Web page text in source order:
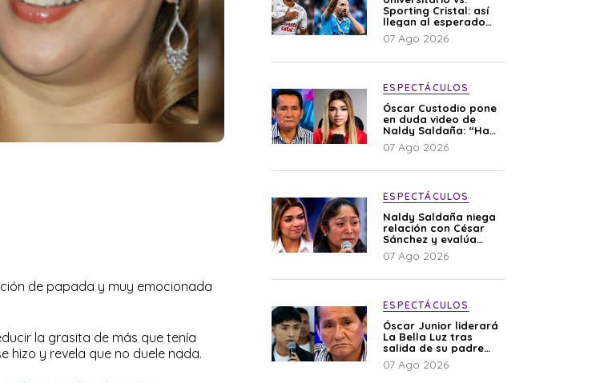
de papada y muy emocionada
la grasita de más que tenía
hizo y revela que no duele nada.
Sporting Cristal: así
llegan al esperado
duelo
07 Ago 2026
ESPECTÁCULOS
Óscar Custodio pone
en duda video de
Naldy Saldaña: “Hay
cosas que de repente
se han editado”
07 Ago 2026
ESPECTÁCULOS
Naldy Saldaña niega
relación con César
Sánchez y evalúa
denunciar a su
esposa: “Es una
07 Ago 2026
ESPECTÁCULOS
Óscar Junior liderará
La Bella Luz tras
salida de su padre
por polémica con
Naldy Saldaña
07 Ago 2026